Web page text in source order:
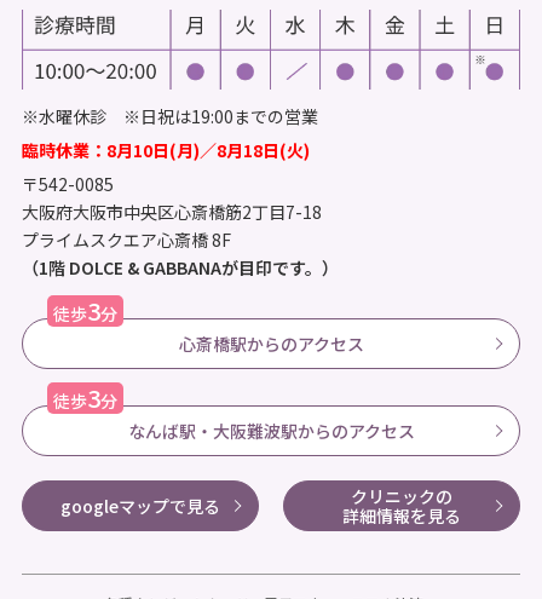
※水曜休診 ※日祝は19:00までの営業
臨時休業：8月10日(月)／8月18日(火)
〒542-0085
大阪府大阪市中央区心斎橋筋2丁目7-18
プライムスクエア心斎橋 8F
（1階 DOLCE & GABBANAが目印です。）
徒歩3分
心斎橋駅からのアクセス
徒歩3分
なんば駅・大阪難波駅からのアクセス
googleマップで見る
クリニックの
詳細情報を見る